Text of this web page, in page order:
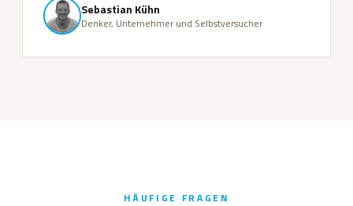
Sebastian Kühn
Denker, Unternehmer und Selbstversucher
HÄUFIGE FRAGEN